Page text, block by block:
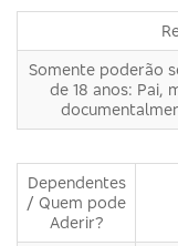
Somente poderão
de 18 anos: Pai,
Dependentes
/ Quem pode
Aderir?